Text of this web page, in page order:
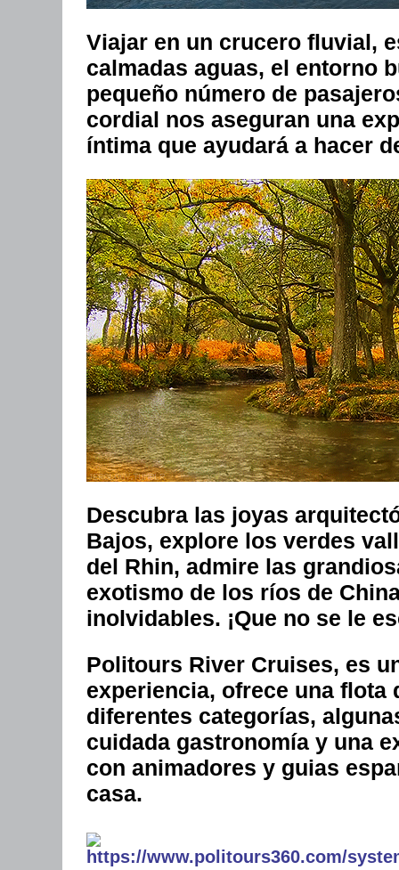
Viajar en un crucero fluvial,
calmadas aguas, el entorno
pequeño número de
cordial nos aseguran una
íntima que ayudará a hacer
Descubra las joyas
Bajos, explore los verdes
del Rhin, admire las
exotismo de los ríos de
inolvidables. ¡Que no se le
Politours River Cruises, es
experiencia, ofrece una flota
diferentes categorías,
cuidada gastronomía y una
con animadores y guias
casa.